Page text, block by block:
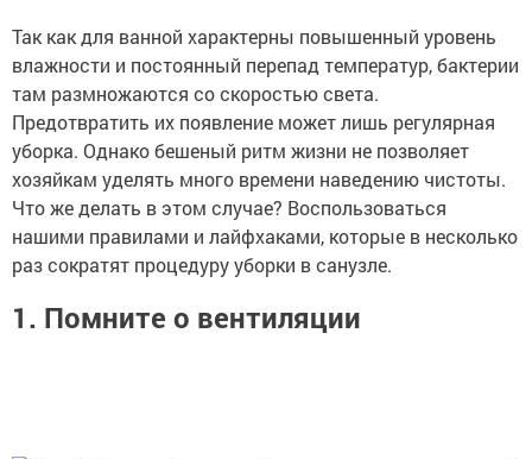
Так как для ванной характерны повышенный уровень
влажности и постоянный перепад температур, бактерии
там размножаются со скоростью света.
Предотвратить их появление может лишь регулярная
уборка. Однако бешеный ритм жизни не позволяет
хозяйкам уделять много времени наведению чистоты.
Что же делать в этом случае? Воспользоваться
нашими правилами и лайфхаками, которые в несколько
раз сократят процедуру уборки в санузле.
1. Помните о вентиляции